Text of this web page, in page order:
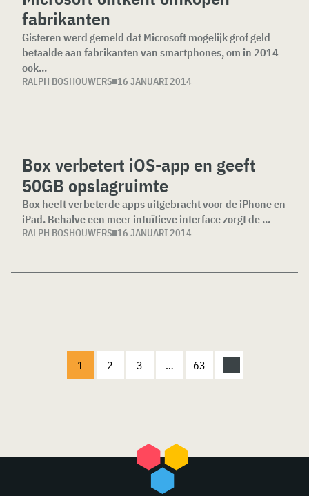
fabrikanten
Gisteren werd gemeld dat Microsoft mogelijk grof geld
betaalde aan fabrikanten van smartphones, om in 2014
ook...
RALPH BOSHOUWERS 16 JANUARI 2014
Box verbetert iOS-app en geeft
50GB opslagruimte
Box heeft verbeterde apps uitgebracht voor de iPhone en
iPad. Behalve een meer intuïtieve interface zorgt de ...
RALPH BOSHOUWERS 16 JANUARI 2014
1 2 3 … 63